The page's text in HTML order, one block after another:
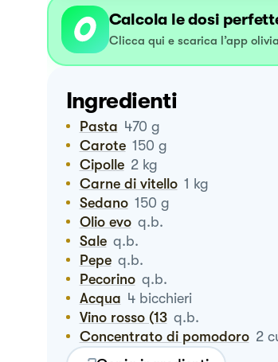
Calcola le dosi
Clicca qui e scarica l’app
Ingredienti
Pasta 470 g
Carote 150 g
Cipolle 2 kg
Carne di vitello 1 kg
Sedano 150 g
Olio evo q.b.
Sale q.b.
Pepe q.b.
Pecorino q.b.
Acqua 4 bicchieri
Vino rosso (13 q.b.
Concentrato di pomodoro 2